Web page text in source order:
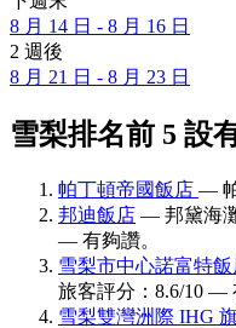
8 月 14 日 - 8 月 16 日
2 週後
8 月 21 日 - 8 月 23 日
雪梨排名前 5 設
帕丁頓帝國飯店 —
邦迪飯店 — 邦黛海
— 有夠讚。
雪梨市中心諾富特飯
旅客評分：8.6/10 —
雪梨雙灣洲際 IHG